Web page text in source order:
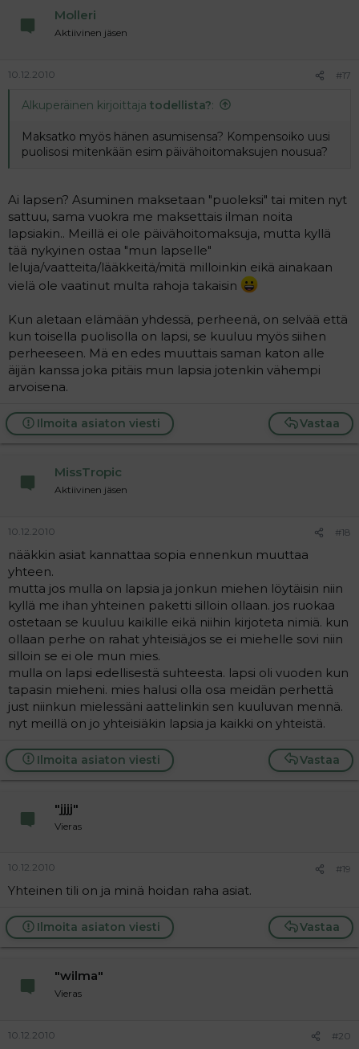
Molleri
Aktiivinen jäsen
10.12.2010 #17
Alkuperäinen kirjoittaja todellista?:
Maksatko myös hänen asumisensa? Kompensoiko uusi
puolisosi mitenkään esim päivähoitomaksujen nousua?
Ai lapsen? Asuminen maksetaan "puoleksi" tai miten nyt
sattuu, sama vuokra me maksettais ilman noita
lapsiakin.. Meillä ei ole päivähoitomaksuja, mutta kyllä
tää nykyinen ostaa "mun lapselle"
leluja/vaatteita/lääkkeitä/mitä milloinkin eikä ainakaan
vielä ole vaatinut multa rahoja takaisin
Kun aletaan elämään yhdessä, perheenä, on selvää että
kun toisella puolisolla on lapsi, se kuuluu myös siihen
perheeseen. Mä en edes muuttais saman katon alle
äijän kanssa joka pitäis mun lapsia jotenkin vähempi
arvoisena.
Vastaa
Ilmoita asiaton viesti
MissTropic
Aktiivinen jäsen
10.12.2010 #18
nääkkin asiat kannattaa sopia ennenkun muuttaa
yhteen.
mutta jos mulla on lapsia ja jonkun miehen löytäisin niin
kyllä me ihan yhteinen paketti silloin ollaan. jos ruokaa
ostetaan se kuuluu kaikille eikä niihin kirjoteta nimiä. kun
ollaan perhe on rahat yhteisiä,jos se ei miehelle sovi niin
silloin se ei ole mun mies.
mulla on lapsi edellisestä suhteesta. lapsi oli vuoden kun
tapasin mieheni. mies halusi olla osa meidän perhettä
just niinkun mielessäni aattelinkin sen kuuluvan mennä.
nyt meillä on jo yhteisiäkin lapsia ja kaikki on yhteistä.
Vastaa
Ilmoita asiaton viesti
"jjjj"
Vieras
10.12.2010 #19
Yhteinen tili on ja minä hoidan raha asiat.
Vastaa
Ilmoita asiaton viesti
"wilma"
Vieras
10.12.2010 #20